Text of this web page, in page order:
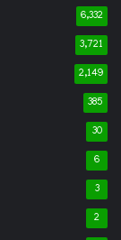
6,332
3,721
2,149
385
30
6
3
2